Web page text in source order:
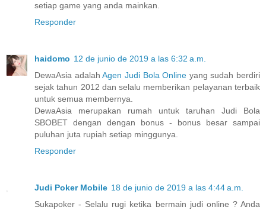
setiap game yang anda mainkan.
Responder
haidomo 12 de junio de 2019 a las 6:32 a.m.
DewaAsia adalahAgen Judi Bola Online yang sudah berdiri
sejak tahun 2012 dan selalu memberikan pelayanan terbaik
untuk semua membernya.
DewaAsia merupakan rumah untuk taruhan Judi Bola
SBOBET dengan dengan bonus - bonus besar sampai
puluhan juta rupiah setiap minggunya.
Responder
Judi Poker Mobile 18 de junio de 2019 a las 4:44 a.m.
Sukapoker - Selalu rugi ketika bermain judi online ? Anda